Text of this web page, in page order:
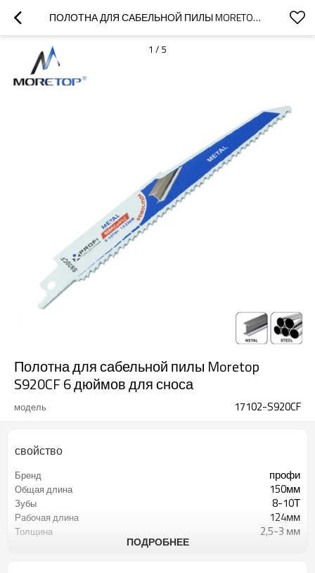
ПОЛОТНА ДЛЯ САБЕЛЬНОЙ ПИЛЫ MORETOP S920CF 6 ДЮЙМОВ ДЛЯ СНОСА
1 / 5
Полотна для сабельной пилы Moretop
S920CF 6 дюймов для сноса
модель 17102-S920CF
свойство
Бренд профи
Общая длина 150мм
Зубы 8-10Т
Рабочая длина 124мм
Толщина 2,5-3 мм
ПОДРОБНЕЕ